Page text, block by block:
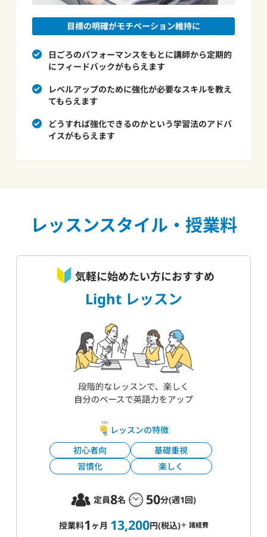
目標の明確がモチベーション維持に
日ごろのパフォーマンスをもとに講師から定期的
にフィードバックがもらえます
レベルアップのために強化が必要なスキルを教え
てもらえます
どうすれば強化できるのかという学習法のアドバ
イスがもらえます
レッスンスタイル・授業料
気軽に始めたい方におすすめ
Light レッスン
レッスンの特徴
初心者向
基礎重視
習慣化
楽しく
定員8名 50分(週1回)
授業料1 ヶ月 13,200円(税込)＋ 諸経費